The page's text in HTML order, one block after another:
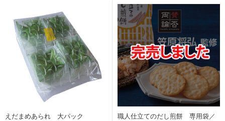
えだまめあられ 大パック
職人仕立てのだし煎餅 専用袋／